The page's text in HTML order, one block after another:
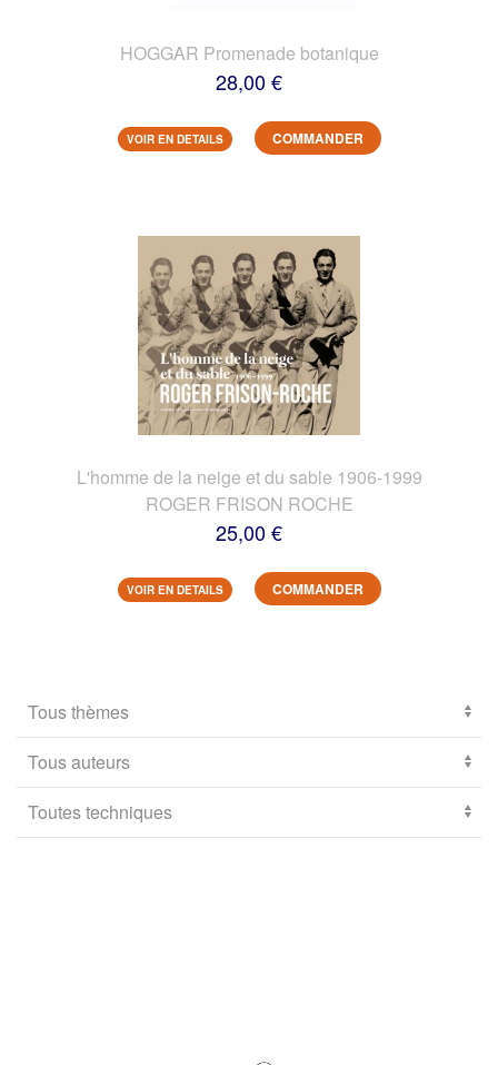
HOGGAR Promenade botanique
28,00 €
VOIR EN DETAILS COMMANDER
L'homme de la neige et du sable 1906-1999
ROGER FRISON ROCHE
25,00 €
VOIR EN DETAILS COMMANDER